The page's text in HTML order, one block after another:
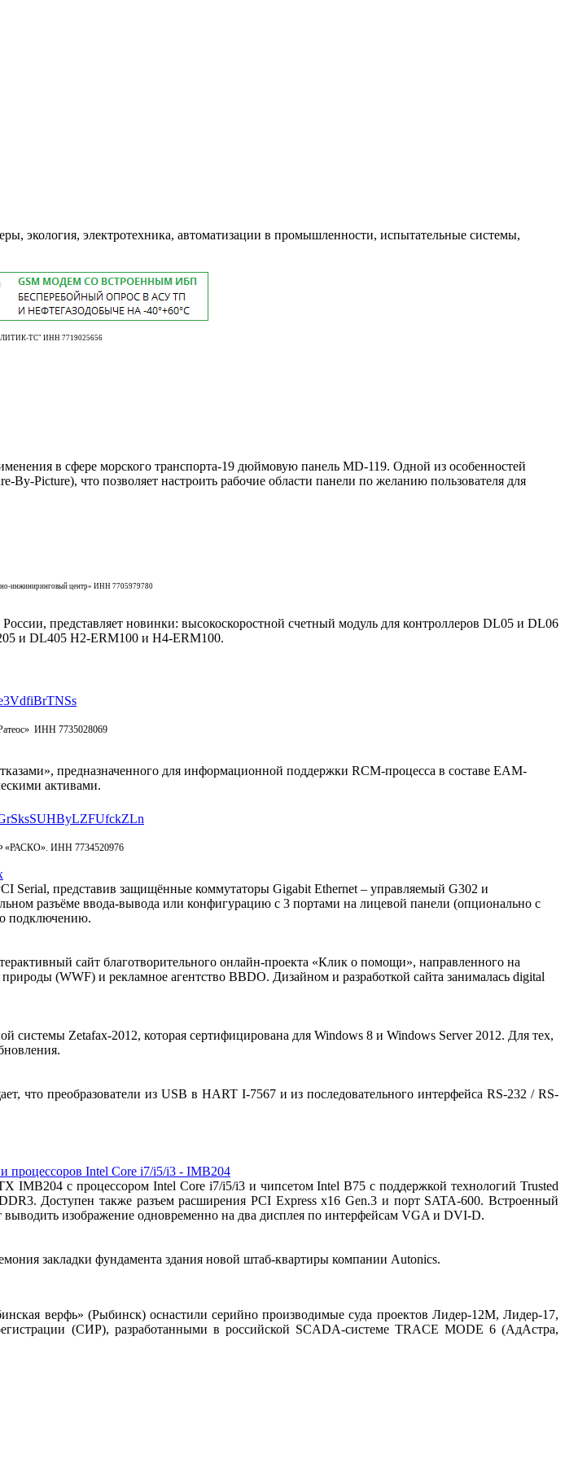
электротехника, автоматизации в промышленности, испытательные системы,
ТС" ИНН 7719025656
в сфере морского транспорта-19 дюймовую панель MD-119. Одной из особенностей
Picture), что позволяет настроить рабочие области панели по желанию пользователя для
инжиниринговый центр» ИНН 7705979780
представляет новинки: высокоскоростной счетный модуль для контроллеров DL05 и DL06
и DL405 H2-ERM100 и H4-ERM100.
ИНН 7735028069
предназначенного для информационной поддержки RCM-процесса в составе EAM-
активами.
ИНН 7734520976
Serial, представив защищённые коммутаторы Gigabit Ethernet – управляемый G302 и
разъёме ввода-вывода или конфигурацию с 3 портами на лицевой панели (опционально с
подключению.
сайт благотворительного онлайн-проекта «Клик о помощи», направленного на
(WWF) и рекламное агентство BBDO. Дизайном и разработкой сайта занималась digital
системы Zetafax-2012, которая сертифицирована для Windows 8 и Windows Server 2012. Для тех,
преобразователи из USB в HART I-7567 и из последовательного интерфейса RS-232 / RS-
процессоров Intel Core i7/i5/i3 - IMB204
IMB204 с процессором Intel Core i7/i5/i3 и чипсетом Intel B75 с поддержкой технологий Trusted
Доступен также разъем расширения PCI Express x16 Gen.3 и порт SATA-600. Встроенный
изображение одновременно на два дисплея по интерфейсам VGA и DVI-D.
закладки фундамента здания новой штаб-квартиры компании Autonics.
верфь» (Рыбинск) оснастили серийно производимые суда проектов Лидер-12М, Лидер-17,
(СИР), разработанными в российской SCADA-системе TRACE MODE 6 (АдАстра,